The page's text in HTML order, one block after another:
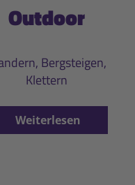
Outdoor
Bergsteigen,
Klettern
Weiterlesen